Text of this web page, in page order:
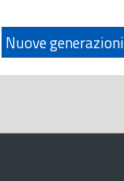
Nuove generazioni